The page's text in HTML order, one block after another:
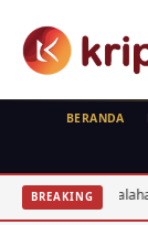
BERANDA
BREAKING
Kesalahan
Hal-Hal
Sebelum